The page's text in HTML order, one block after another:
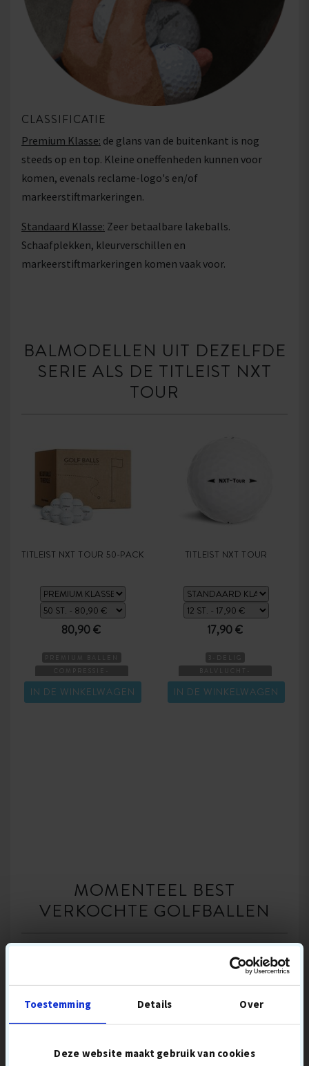
Toestemming Details Over
Deze website maakt gebruik van cookies
CLASSIFICATIE
Premium Klasse: de glans van de buitenkant is nog
steeds op en top. Kleine oneffenheden kunnen voor
komen, evenals reclame-logo's en/of
markeerstiftmarkeringen.
Standaard Klasse: Zeer betaalbare lakeballs.
Schaafplekken, kleurverschillen en
markeerstiftmarkeringen komen vaak voor.
BALMODELLEN UIT DEZELFDE
SERIE ALS DE TITLEIST NXT
TOUR
TITLEIST NXT TOUR 50-PACK
80,90 €
GEMIDDELD
IN DE WINKELWAGEN
TITLEIST NXT TOUR
17,90 €
BALVLUCHT-
NORMAAL
PREMIUM BALLEN
IN DE WINKELWAGEN
MOMENTEEL BEST
VERKOCHTE GOLFBALLEN
BESPAAR
11,00 €